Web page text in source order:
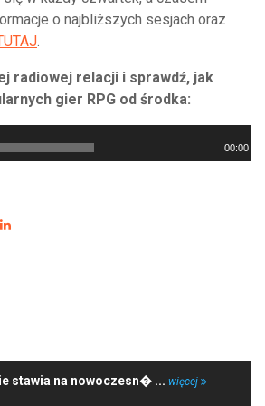
o najbliższych sesjach oraz
.
radiowej relacji i sprawdź, jak
gier RPG od środka:
00:00
stawia na nowoczesn� ... więcej